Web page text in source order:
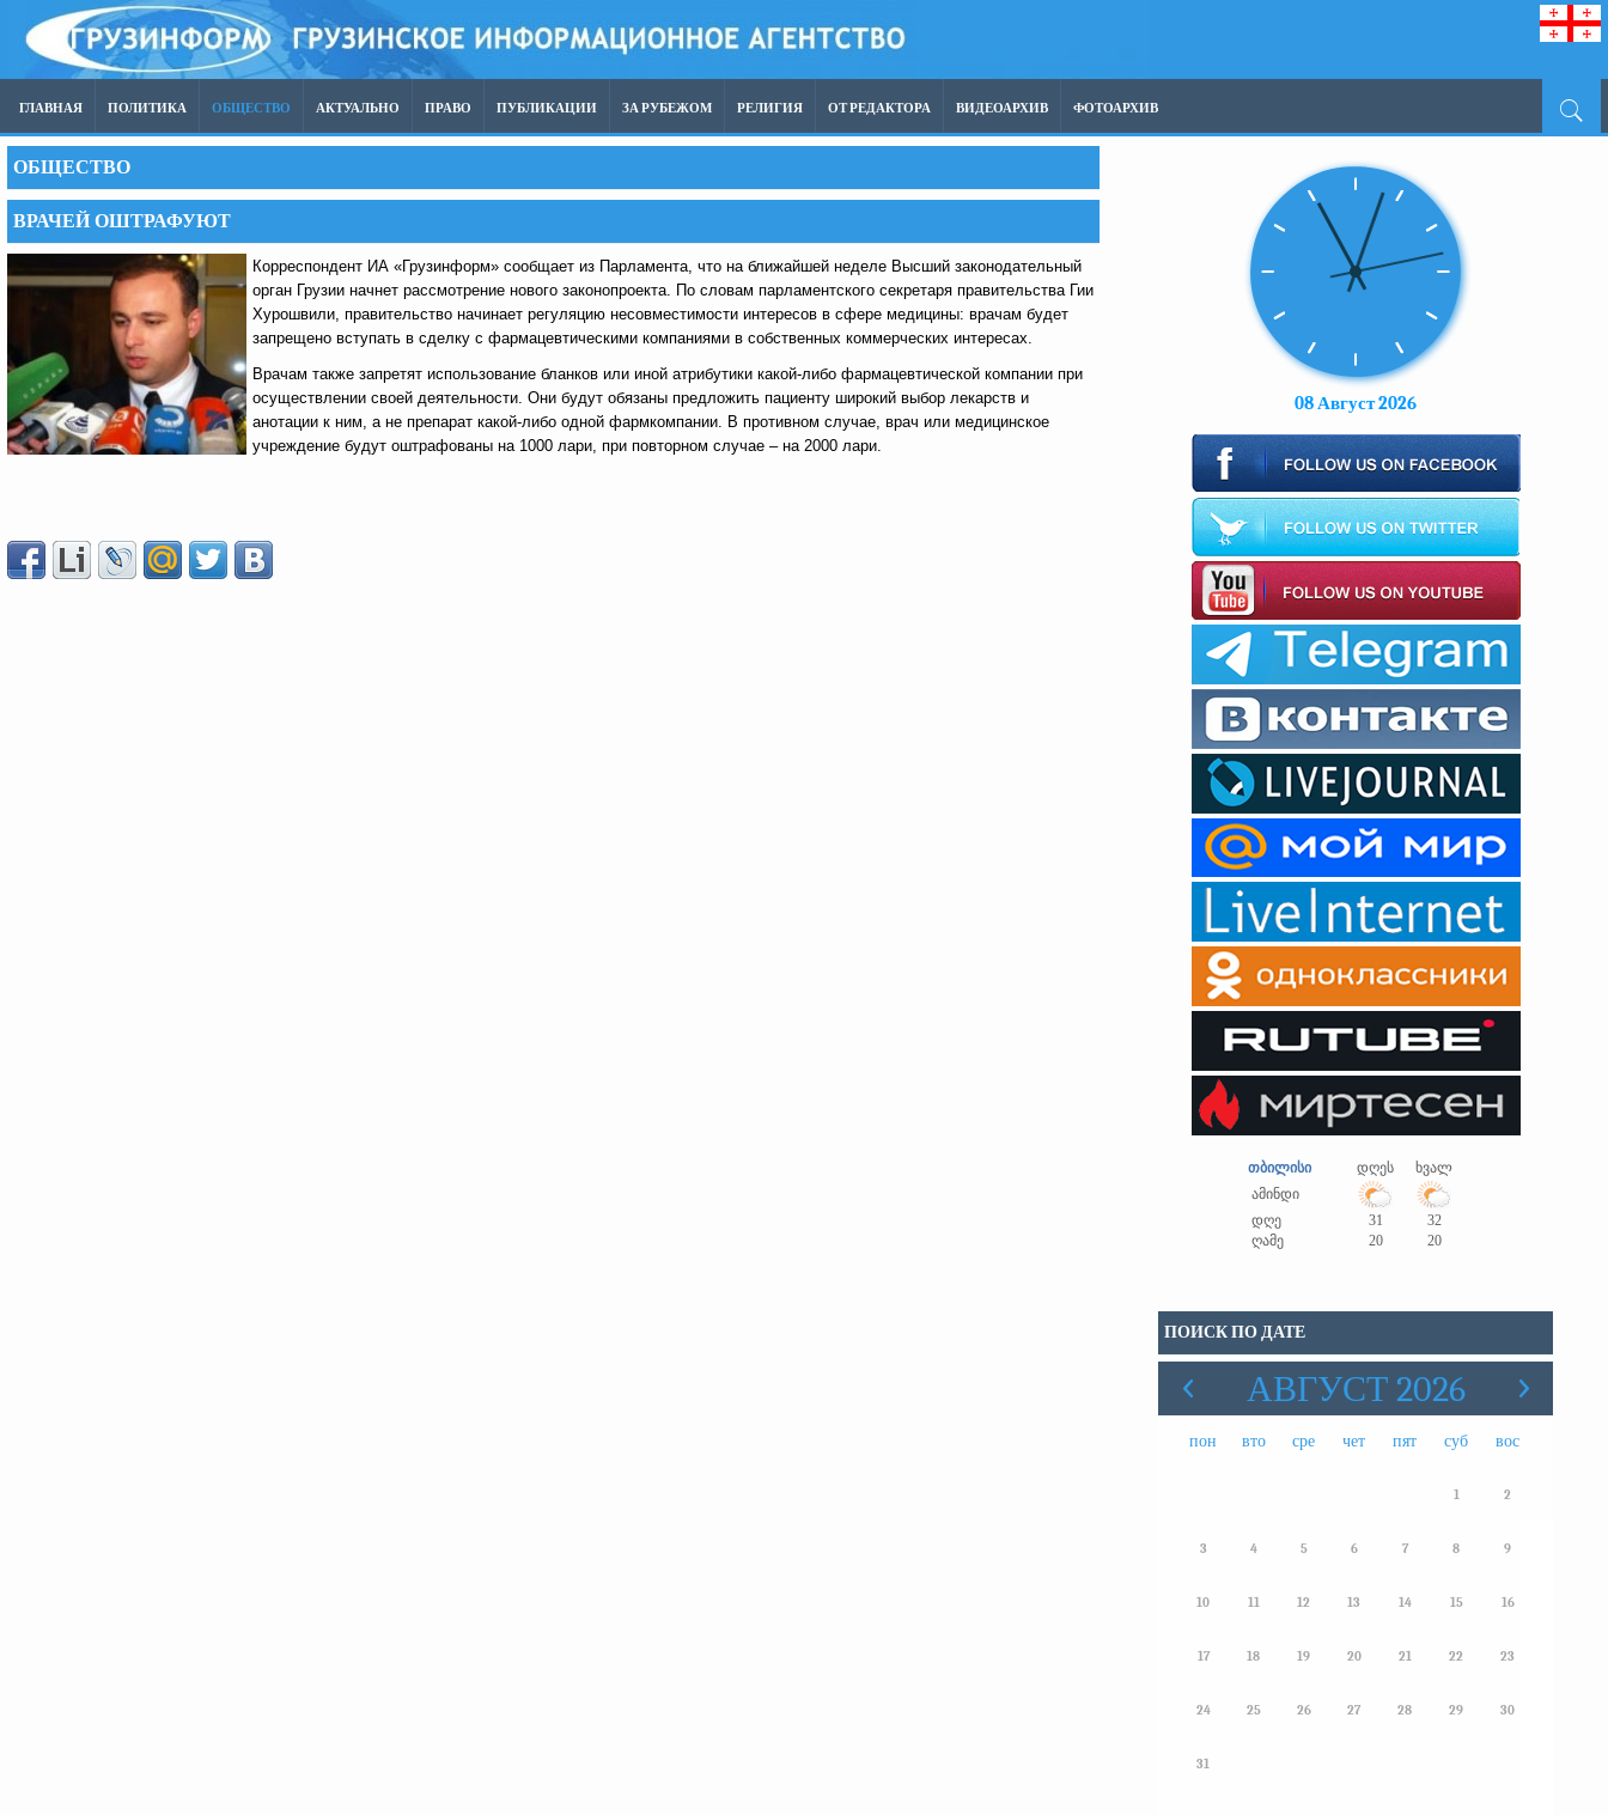
ГЛАВНАЯ ПОЛИТИКА ОБЩЕСТВО АКТУАЛЬНО ПРАВО ПУБЛИКАЦИИ ЗА РУБЕЖОМ РЕЛИГИЯ ОТ РЕДАКТОРА ВИДЕОАРХИВ ФОТОАРХИВ
ОБЩЕСТВО
ВРАЧЕЙ ОШТРАФУЮТ
Корреспондент ИА «Грузинформ» сообщает из Парламента, что на ближайшей неделе Высший законодательный
орган Грузии начнет рассмотрение нового законопроекта. По словам парламентского секретаря правительства Гии
Хурошвили, правительство начинает регуляцию несовместимости интересов в сфере медицины: врачам будет
запрещено вступать в сделку с фармацевтическими компаниями в собственных коммерческих интересах.
Врачам также запретят использование бланков или иной атрибутики какой-либо фармацевтической компании при
осуществлении своей деятельности. Они будут обязаны предложить пациенту широкий выбор лекарств и
анотации к ним, а не препарат какой-либо одной фармкомпании. В противном случае, врач или медицинское
учреждение будут оштрафованы на 1000 лари, при повторном случае – на 2000 лари.
08 Август 2026
თბილისი დღეს
ხვალ
ამინდი
დღე
31
32
ღამე
20 20
ПОИСК ПО ДАТЕ
АВГУСТ 2026
пон вто сре чет пят суб вос
1 2
3 4 5 6 7 8 9
10 11 12 13 14 15 16
17 18 19 20 21 22 23
24 25 26 27 28 29 30
31